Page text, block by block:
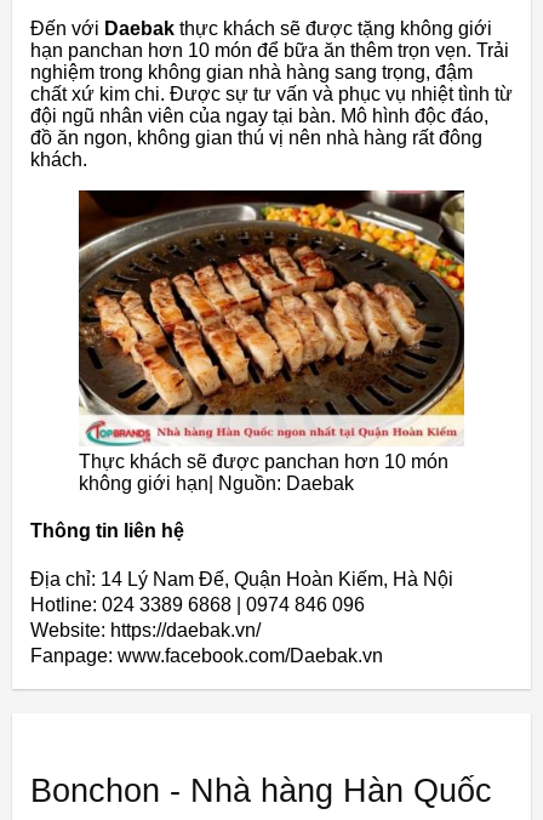
Đến với Daebak thực khách sẽ được tặng không giới
hạn panchan hơn 10 món để bữa ăn thêm trọn vẹn. Trải
nghiệm trong không gian nhà hàng sang trọng, đậm
chất xứ kim chi. Được sự tư vấn và phục vụ nhiệt tình từ
đội ngũ nhân viên của ngay tại bàn. Mô hình độc đáo,
đồ ăn ngon, không gian thú vị nên nhà hàng rất đông
khách.
Thực khách sẽ được panchan hơn 10 món
không giới hạn| Nguồn: Daebak
Thông tin liên hệ
Địa chỉ: 14 Lý Nam Đế, Quận Hoàn Kiếm, Hà Nội
Hotline: 024 3389 6868 | 0974 846 096
Website: https://daebak.vn/
Fanpage: www.facebook.com/Daebak.vn
Bonchon - Nhà hàng Hàn Quốc